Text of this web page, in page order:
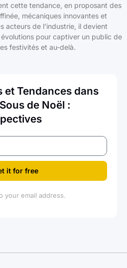
cette tendance, en proposant des
mécaniques innovantes et
acteurs de l’industrie, il devient
pour captiver un public de
festivités et au-delà.
et Tendances dans
de Noël :
it for free
your email address.